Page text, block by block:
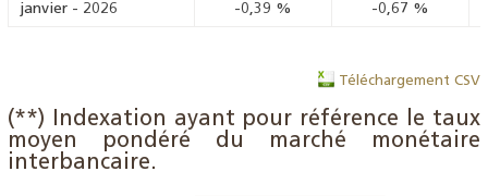
janvier - 2026 -0,39 % -0,67 %
Téléchargement CSV
(**) Indexation ayant pour référence le taux
moyen pondéré du marché monétaire
interbancaire.